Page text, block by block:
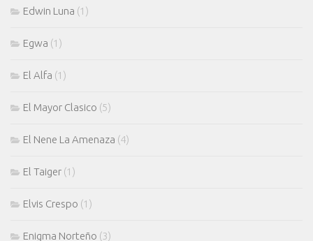
Edwin Luna (1)
Egwa (1)
El Alfa (1)
El Mayor Clasico (5)
El Nene La Amenaza (4)
El Taiger (1)
Elvis Crespo (1)
Enigma Norteño (3)